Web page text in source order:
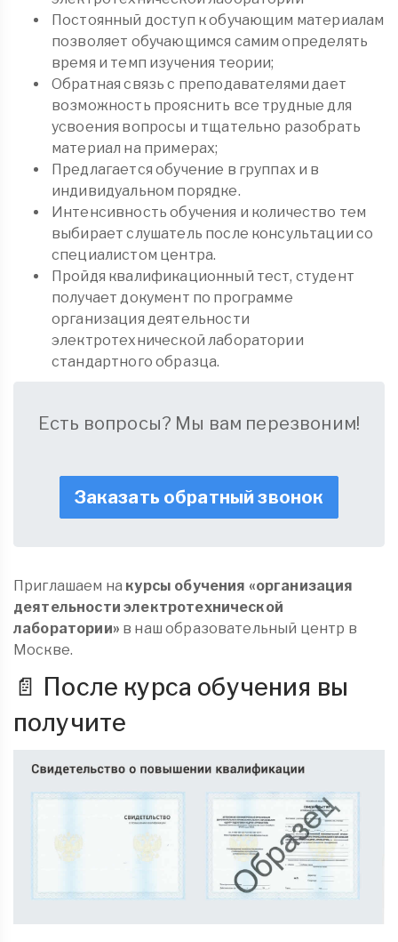
Постоянный доступ к обучающим материалам
позволяет обучающимся самим определять
время и темп изучения теории;
Обратная связь с преподавателями дает
возможность прояснить все трудные для
усвоения вопросы и тщательно разобрать
материал на примерах;
Предлагается обучение в группах и в
индивидуальном порядке.
Интенсивность обучения и количество тем
выбирает слушатель после консультации со
специалистом центра.
Пройдя квалификационный тест, студент
получает документ по программе
организация деятельности
электротехнической лаборатории
стандартного образца.
Есть вопросы? Мы вам перезвоним!
Заказать обратный звонок
Приглашаем на курсы обучения «организация
деятельности электротехнической
лаборатории» в наш образовательный центр в
Москве.
📄 После курса обучения вы
получите